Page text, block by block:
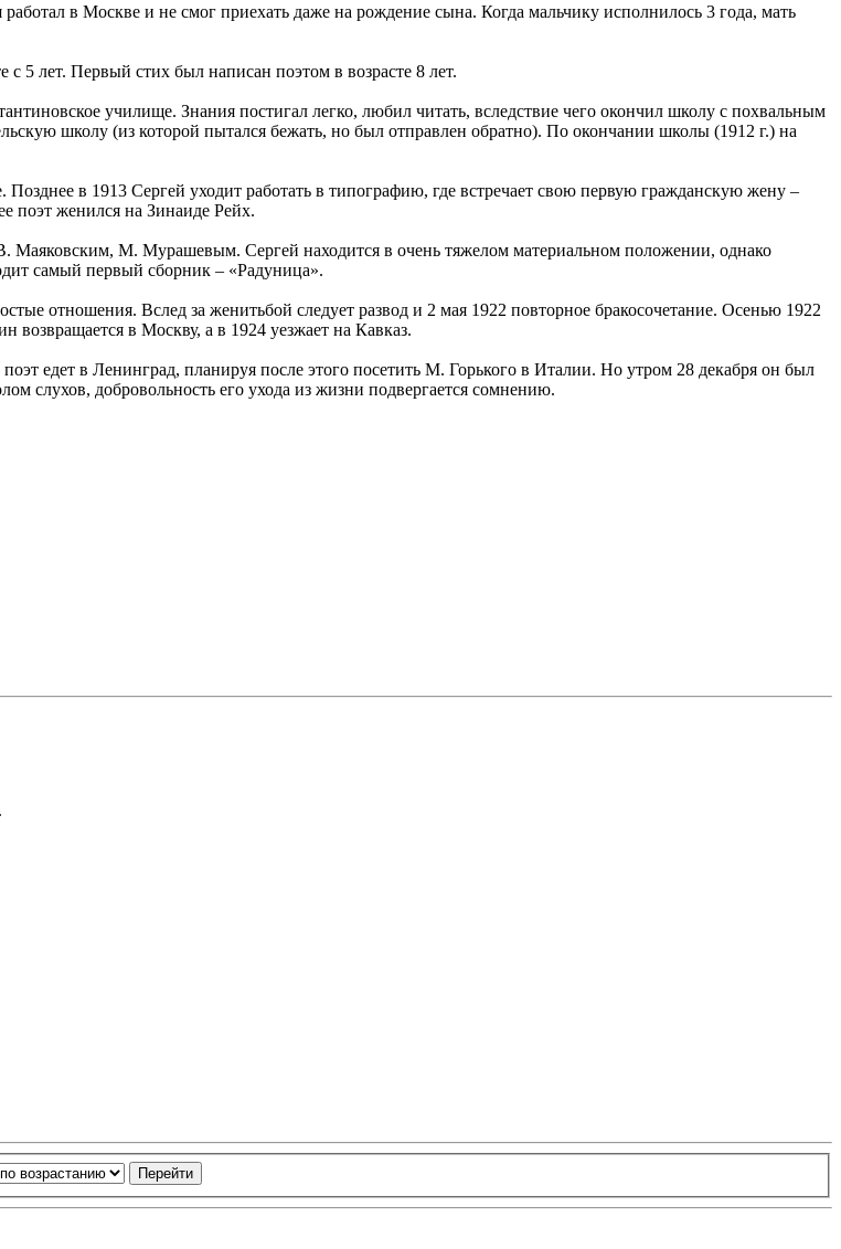
в Москве и не смог приехать даже на рождение сына. Когда мальчику исполнилось 3 года, мать
5 лет. Первый стих был написан поэтом в возрасте 8 лет.
училище. Знания постигал легко, любил читать, вследствие чего окончил школу с похвальным
школу (из которой пытался бежать, но был отправлен обратно). По окончании школы (1912 г.) на
в 1913 Сергей уходит работать в типографию, где встречает свою первую гражданскую жену –
поэт женился на Зинаиде Рейх.
Маяковским, М. Мурашевым. Сергей находится в очень тяжелом материальном положении, однако
самый первый сборник – «Радуница».
отношения. Вслед за женитьбой следует развод и 2 мая 1922 повторное бракосочетание. Осенью 1922
в Москву, а в 1924 уезжает на Кавказ.
едет в Ленинград, планируя после этого посетить М. Горького в Италии. Но утром 28 декабря он был
слухов, добровольность его ухода из жизни подвергается сомнению.